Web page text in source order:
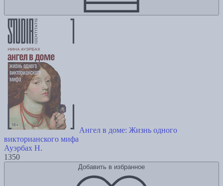
Ангел в доме: Жизнь одного
викторианского мифа
Ауэрбах Н.
1350
Добавить в избранное